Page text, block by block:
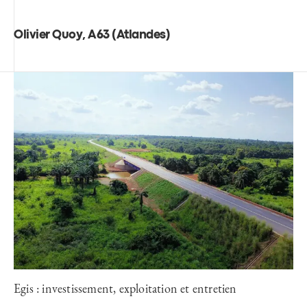
Olivier Quoy, A63 (Atlandes)
Egis : investissement, exploitation et entretien